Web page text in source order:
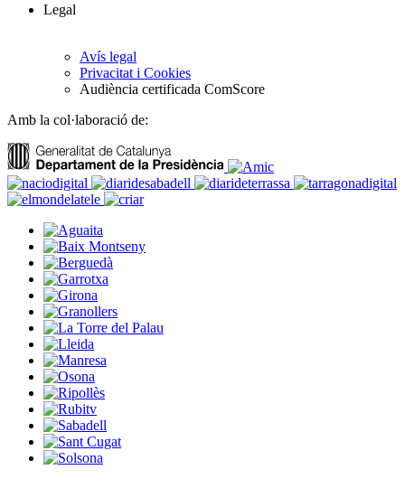
Legal
Avís legal
Privacitat i Cookies
Audiència certificada ComScore
Amb la col·laboració de: